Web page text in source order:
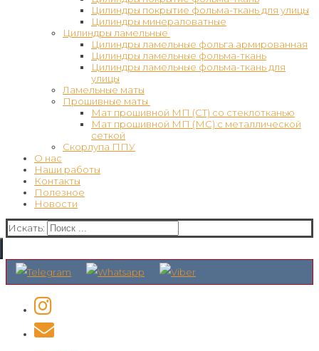
Цилиндры покрытие фольма-ткань для улицы
Цилиндры минераловатные
Цилиндры ламельные
Цилиндры ламельные фольга армированная
Цилиндры ламельные фольма-ткань
Цилиндры ламельные фольма-ткань для
улицы
Ламельные маты
Прошивные маты
Мат прошивной МП (СТ) со стеклотканью
Мат прошивной МП (МС) с металлической
сеткой
Скорлупа ППУ
О нас
Наши работы
Контакты
Полезное
Новости
Искать: